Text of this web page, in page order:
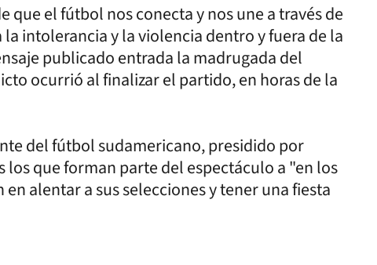
el fútbol nos conecta y nos une a través de
intolerancia y la violencia dentro y fuera de la
publicado entrada la madrugada del
ocurrió al finalizar el partido, en horas de la
del fútbol sudamericano, presidido por
que forman parte del espectáculo a "en los
alentar a sus selecciones y tener una fiesta